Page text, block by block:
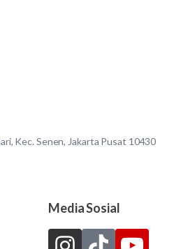
Kec. Senen, Jakarta Pusat 10430
Media Sosial